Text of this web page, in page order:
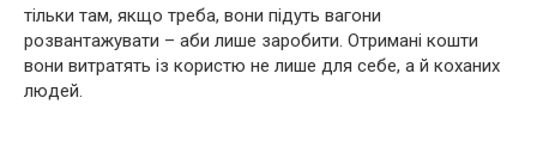
тільки там, якщо треба, вони підуть вагони
розвантажувати – аби лише заробити. Отримані кошти
вони витратять із користю не лише для себе, а й коханих
людей.